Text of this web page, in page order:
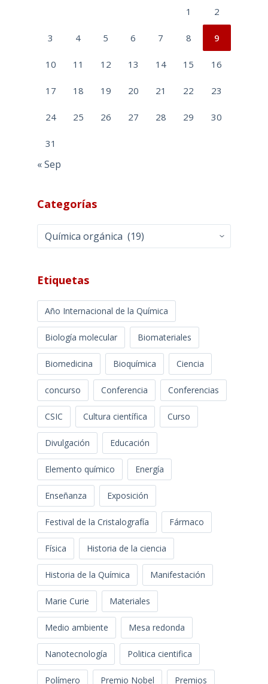
1 2
3 4 5 6 7 8 9
10 11 12 13 14 15 16
17 18 19 20 21 22 23
24 25 26 27 28 29 30
31
« Sep
Categorías
Categorías
Etiquetas
Año Internacional de la Química
Biología molecular Biomateriales
Biomedicina Bioquímica Ciencia
concurso Conferencia Conferencias
CSIC Cultura científica Curso
Divulgación Educación
Elemento químico Energía
Enseñanza Exposición
Festival de la Cristalografía Fármaco
Física Historia de la ciencia
Historia de la Química Manifestación
Marie Curie Materiales
Medio ambiente Mesa redonda
Nanotecnología Politica cientifica
Polímero Premio Nobel Premios